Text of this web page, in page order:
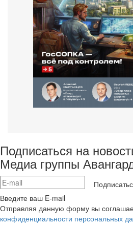
Подписаться на
Медиа группы
Введите ваш E-mail
Отправляя данную форму вы
конфиденциальности персональных